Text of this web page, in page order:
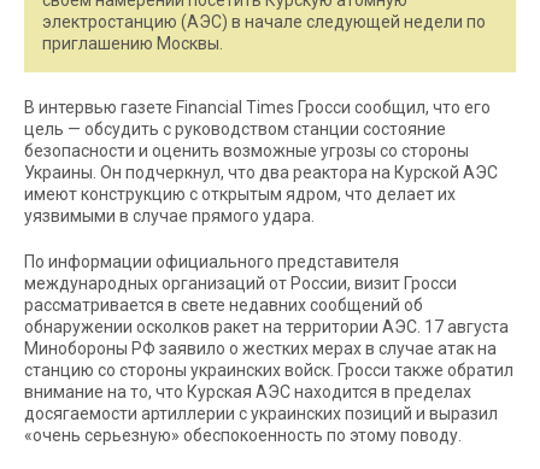
электростанцию (АЭС) в начале следующей недели по
приглашению Москвы.
В интервью газете Financial Times Гросси сообщил, что его
цель — обсудить с руководством станции состояние
безопасности и оценить возможные угрозы со стороны
Украины. Он подчеркнул, что два реактора на Курской АЭС
имеют конструкцию с открытым ядром, что делает их
уязвимыми в случае прямого удара.
По информации официального представителя
международных организаций от России, визит Гросси
рассматривается в свете недавних сообщений об
обнаружении осколков ракет на территории АЭС. 17 августа
Минобороны РФ заявило о жестких мерах в случае атак на
станцию со стороны украинских войск. Гросси также обратил
внимание на то, что Курская АЭС находится в пределах
досягаемости артиллерии с украинских позиций и выразил
«очень серьезную» обеспокоенность по этому поводу.